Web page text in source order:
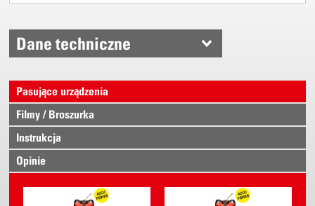
Dane techniczne
Pasujące urządzenia
Filmy / Broszurka
Instrukcja
Opinie